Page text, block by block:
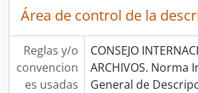
Área de control de la
Reglas y/o
convencion
es usadas
CONSEJO
ARCHIVOS. Norma
General de